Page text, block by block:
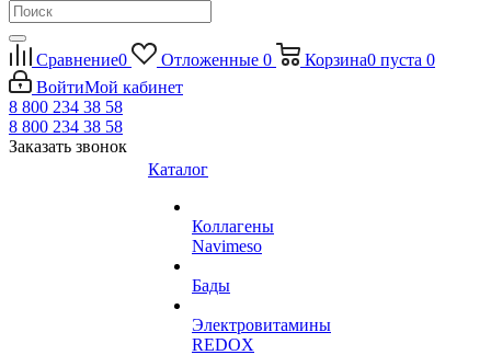
Сравнение0 Отложенные 0 Корзина0 пуста 0
ВойтиМой кабинет
8 800 234 38 58
8 800 234 38 58
Заказать звонок
Каталог
Коллагены
Navimeso
Бады
Электровитамины
REDOX